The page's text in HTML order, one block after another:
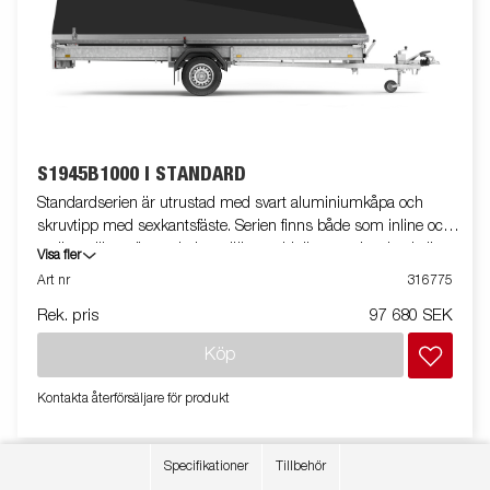
Specifikationer Tillbehör
S1945B1000 I STANDARD
Standardserien är utrustad med svart aluminiumkåpa och
skruvtipp med sexkantsfäste. Serien finns både som inline och
outline, vilket gör att du kan välja om hjulhusen ska sitta i eller
utanför flakytan. Den stora flakytan gör det enkelt att lasta både
sidolämmarna och nedsäknta bindöglor i flakytan, vilket gör det
med varmförzinkat chassi, allt för att tåla tuff användning.
Vagnen på bilden kan vara extrautrustad.
Visa fler
Art nr
316775
Rek. pris 97 680 SEK
Köp
Kontakta återförsäljare för produkt